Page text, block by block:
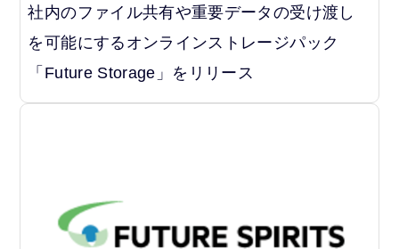
社内のファイル共有や重要データの受け渡し
を可能にするオンラインストレージパック
「Future Storage」をリリース